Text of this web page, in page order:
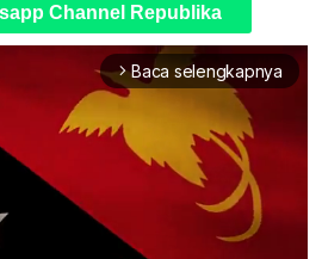
Channel Republika
arrow_forward_ios Baca selengkapnya